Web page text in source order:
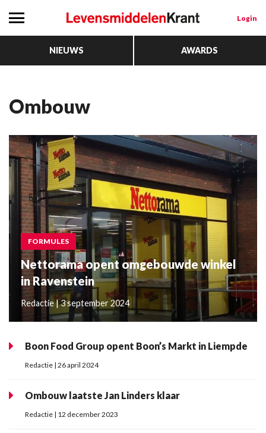
Login
NIEUWS AWARDS
ombouw
FORMULES
Nettorama opent omgebouwde winkel
in Ravenstein
Redactie | 3 september 2024
Boon Food Group opent Boon’s Markt in Liempde
Redactie | 26 april 2024
Ombouw laatste Jan Linders klaar
Redactie | 12 december 2023